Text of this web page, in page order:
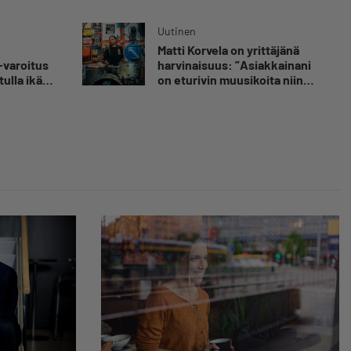
varoitus
ikävä
Uutinen
Matti Korvela on yrittäjänä
harvinaisuus: ”Asiakkainani
on eturivin muusikoita niin